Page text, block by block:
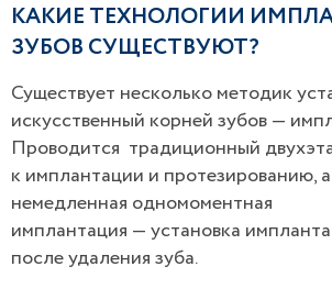
КАКИЕ ТЕХНОЛОГИИ
ЗУБОВ СУЩЕСТВУЮТ?
Существует несколько методик
искусственный корней зубов —
Проводится традиционный
к имплантации и протезированию,
немедленная одномоментная
имплантация — установка
после удаления зуба.